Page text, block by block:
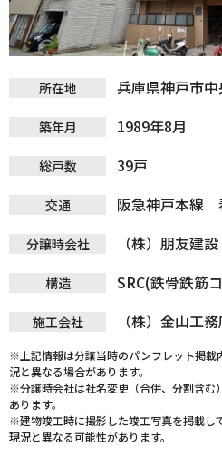
所在地 兵庫県神戸市
築年月 1989年8月
総戸数 39戸
交通 阪急神戸本線
分譲時会社 （株）朋友建設
構造 SRC(鉄骨鉄筋
施工会社 （株）金山工
※上記情報は分譲当時のパンフレット掲載
況と異なる場合があります。
※分譲時会社は社名変更（合併、分割含む
あります。
※建物竣工時に撮影した竣工写真を掲載し
現況と異なる可能性があります。